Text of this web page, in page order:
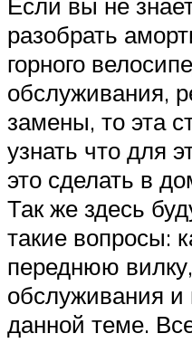
Если вы не
разобрать
горного
обслуживания,
замены, то эта
узнать что для
это сделать в
Так же здесь
такие вопросы:
переднюю
обслуживания и
данной теме.